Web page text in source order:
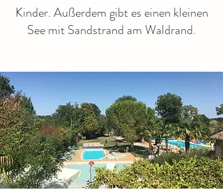
Kinder. Außerdem gibt es einen kleinen
See mit Sandstrand am Waldrand.